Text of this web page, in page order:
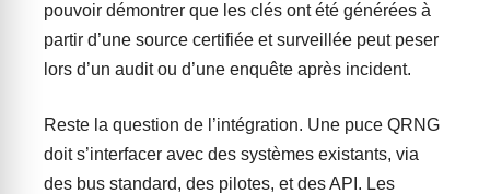
pouvoir démontrer que les clés ont été générées à
partir d’une source certifiée et surveillée peut peser
lors d’un audit ou d’une enquête après incident.
Reste la question de l’intégration. Une puce QRNG
doit s’interfacer avec des systèmes existants, via
des bus standard, des pilotes, et des API. Les